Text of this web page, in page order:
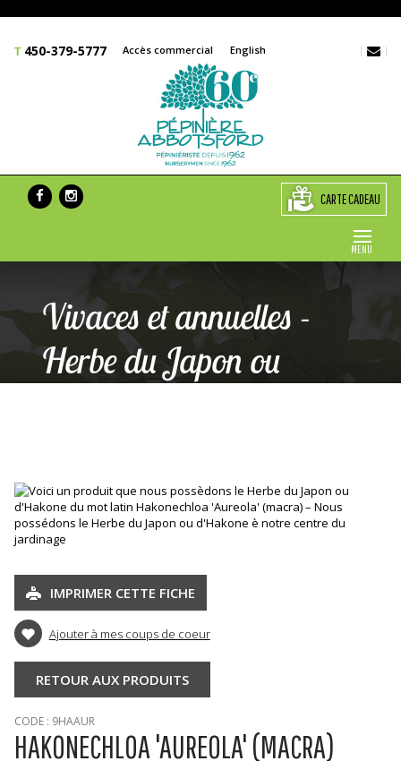
450-379-5777 Accès commercial English
MENU
CARTE CADEAU
Vivaces et annuelles -
Herbe du Japon ou
IMPRIMER CETTE FICHE
Ajouter à mes coups de coeur
RETOUR AUX PRODUITS
CODE : 9HAAUR
HAKONECHLOA 'AUREOLA' (MACRA)